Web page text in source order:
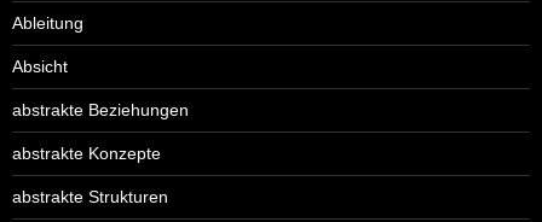
Ableitung
Absicht
abstrakte Beziehungen
abstrakte Konzepte
abstrakte Strukturen